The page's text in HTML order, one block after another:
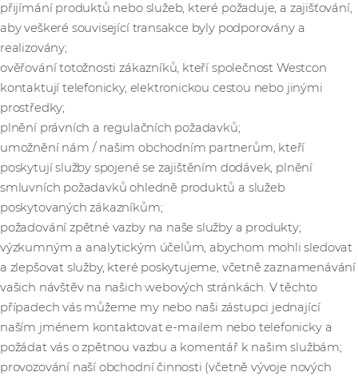
přijímání produktů nebo služeb, které požaduje, a zajišťování,
aby veškeré související transakce byly podporovány a
realizovány;
ověřování totožnosti zákazníků, kteří společnost Westcon
kontaktují telefonicky, elektronickou cestou nebo jinými
prostředky;
plnění právních a regulačních požadavků;
umožnění nám / našim obchodním partnerům, kteří
poskytují služby spojené se zajištěním dodávek, plnění
smluvních požadavků ohledně produktů a služeb
poskytovaných zákazníkům;
požadování zpětné vazby na naše služby a produkty;
výzkumným a analytickým účelům, abychom mohli sledovat
a zlepšovat služby, které poskytujeme, včetně zaznamenávání
vašich návštěv na našich webových stránkách. V těchto
případech vás můžeme my nebo naši zástupci jednající
naším jménem kontaktovat e-mailem nebo telefonicky a
požádat vás o zpětnou vazbu a komentář k našim službám;
provozování naší obchodní činnosti (včetně vývoje nových